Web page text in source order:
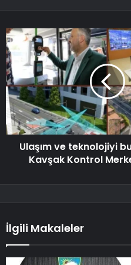
Ulaşım ve teknolojiyi
Kavşak Kontrol
İlgili Makaleler